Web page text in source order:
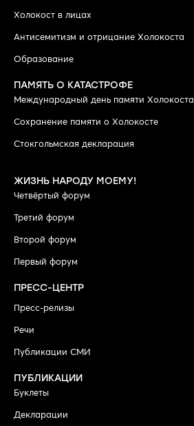
Холокост в лицах
Антисемитизм и отрицание Холокоста
Образование
ПАМЯТЬ О КАТАСТРОФЕ
Международный день памяти Холокоста
Сохранение памяти о Холокосте
Стокгольмская декларация
ЖИЗНЬ НАРОДУ МОЕМУ!
Четвёртый форум
Третий форум
Второй форум
Первый форум
ПРЕСС-ЦЕНТР
Пресс-релизы
Речи
Публикации СМИ
ПУБЛИКАЦИИ
Буклеты
Декларации